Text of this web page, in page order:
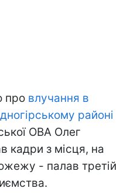
про влучання в
районі
ОВА Олег
кадри з місця, на
- палав третій